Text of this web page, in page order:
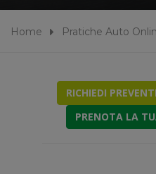
Home Pratiche Auto
RICHIEDI
PRENOTA LA